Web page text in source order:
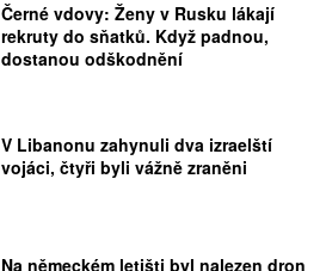
Černé vdovy: Ženy v Rusku lákají
rekruty do sňatků. Když padnou,
dostanou odškodnění
V Libanonu zahynuli dva izraelští
vojáci, čtyři byli vážně zraněni
Na německém letišti byl nalezen dron